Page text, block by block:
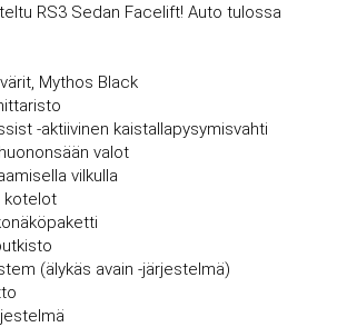
RS3 Sedan Facelift! Auto tulossa
Mythos Black
-aktiivinen kaistallapysymisvahti
valot
vilkulla
kotelot
(älykäs avain -järjestelmä)